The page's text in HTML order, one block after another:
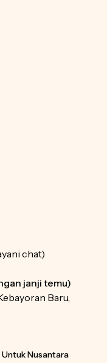
chat)
janji temu)
Baru,
Nusantara